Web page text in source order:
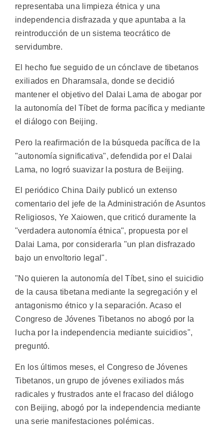
representaba una limpieza étnica y una
independencia disfrazada y que apuntaba a la
reintroducción de un sistema teocrático de
servidumbre.
El hecho fue seguido de un cónclave de tibetanos
exiliados en Dharamsala, donde se decidió
mantener el objetivo del Dalai Lama de abogar por
la autonomía del Tíbet de forma pacífica y mediante
el diálogo con Beijing.
Pero la reafirmación de la búsqueda pacífica de la
"autonomía significativa", defendida por el Dalai
Lama, no logró suavizar la postura de Beijing.
El periódico China Daily publicó un extenso
comentario del jefe de la Administración de Asuntos
Religiosos, Ye Xaiowen, que criticó duramente la
"verdadera autonomía étnica", propuesta por el
Dalai Lama, por considerarla "un plan disfrazado
bajo un envoltorio legal".
"No quieren la autonomía del Tíbet, sino el suicidio
de la causa tibetana mediante la segregación y el
antagonismo étnico y la separación. Acaso el
Congreso de Jóvenes Tibetanos no abogó por la
lucha por la independencia mediante suicidios",
preguntó.
En los últimos meses, el Congreso de Jóvenes
Tibetanos, un grupo de jóvenes exiliados más
radicales y frustrados ante el fracaso del diálogo
con Beijing, abogó por la independencia mediante
una serie manifestaciones polémicas.